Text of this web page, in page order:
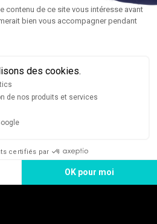
contenu de ce site vous intéresse avant
bien vous accompagner pendant
des cookies.
de nos produits et services
certifiés par
OK pour moi